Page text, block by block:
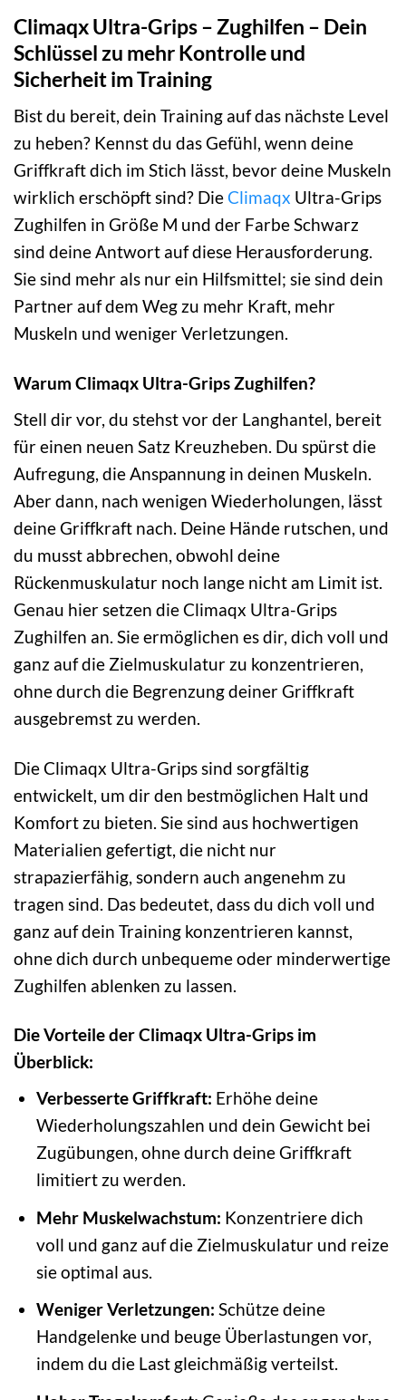
Climaqx Ultra-Grips – Zughilfen – Dein
Schlüssel zu mehr Kontrolle und
Sicherheit im Training
Bist du bereit, dein Training auf das nächste Level
zu heben? Kennst du das Gefühl, wenn deine
Griffkraft dich im Stich lässt, bevor deine Muskeln
wirklich erschöpft sind? DieClimaqx Ultra-Grips
Zughilfen in Größe M und der Farbe Schwarz
sind deine Antwort auf diese Herausforderung.
Sie sind mehr als nur ein Hilfsmittel; sie sind dein
Partner auf dem Weg zu mehr Kraft, mehr
Muskeln und weniger Verletzungen.
Warum Climaqx Ultra-Grips Zughilfen?
Stell dir vor, du stehst vor der Langhantel, bereit
für einen neuen Satz Kreuzheben. Du spürst die
Aufregung, die Anspannung in deinen Muskeln.
Aber dann, nach wenigen Wiederholungen, lässt
deine Griffkraft nach. Deine Hände rutschen, und
du musst abbrechen, obwohl deine
Rückenmuskulatur noch lange nicht am Limit ist.
Genau hier setzen die Climaqx Ultra-Grips
Zughilfen an. Sie ermöglichen es dir, dich voll und
ganz auf die Zielmuskulatur zu konzentrieren,
ohne durch die Begrenzung deiner Griffkraft
ausgebremst zu werden.
Die Climaqx Ultra-Grips sind sorgfältig
entwickelt, um dir den bestmöglichen Halt und
Komfort zu bieten. Sie sind aus hochwertigen
Materialien gefertigt, die nicht nur
strapazierfähig, sondern auch angenehm zu
tragen sind. Das bedeutet, dass du dich voll und
ganz auf dein Training konzentrieren kannst,
ohne dich durch unbequeme oder minderwertige
Zughilfen ablenken zu lassen.
Die Vorteile der Climaqx Ultra-Grips im
Überblick:
Verbesserte Griffkraft: Erhöhe deine
Wiederholungszahlen und dein Gewicht bei
Zugübungen, ohne durch deine Griffkraft
limitiert zu werden.
Mehr Muskelwachstum: Konzentriere dich
voll und ganz auf die Zielmuskulatur und reize
sie optimal aus.
Weniger Verletzungen: Schütze deine
Handgelenke und beuge Überlastungen vor,
indem du die Last gleichmäßig verteilst.